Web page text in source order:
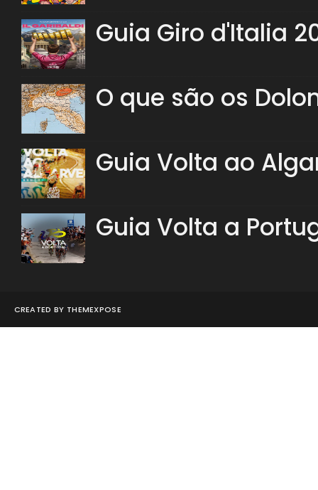
Guia Giro d'Italia
O que são os
Guia Volta ao
Guia Volta a
CREATED BY THEMEXPOSE